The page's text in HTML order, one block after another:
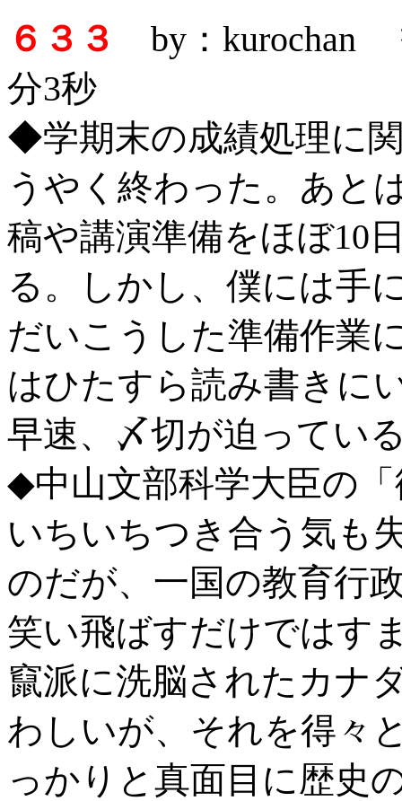
６３３
by：kurochan
分3秒
◆学期末の成績処理に
うやく終わった。あと
稿や講演準備をほぼ10
る。しかし、僕には手
だいこうした準備作業
はひたすら読み書きに
早速、〆切が迫ってい
◆中山文部科学大臣の
いちいちつき合う気も
のだが、一国の教育行
笑い飛ばすだけではす
竄派に洗脳されたカナ
わしいが、それを得々
っかりと真面目に歴史